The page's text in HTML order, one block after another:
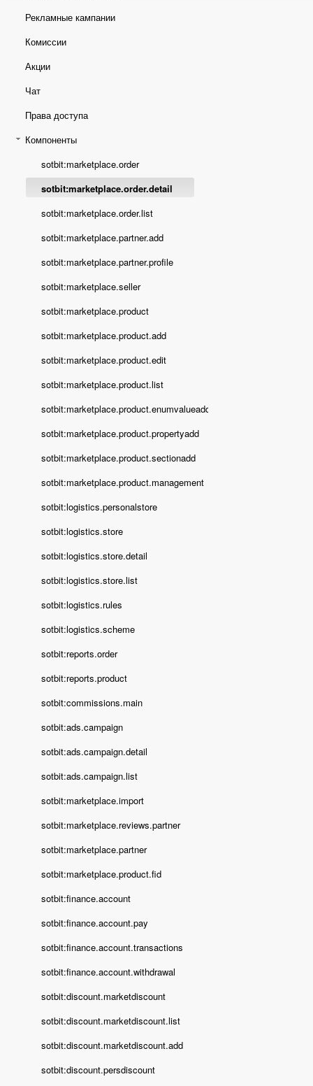
Рекламные кампании
Комиссии
Акции
Чат
Права доступа
Компоненты
sotbit:marketplace.order
sotbit:marketplace.order.detail
sotbit:marketplace.order.list
sotbit:marketplace.partner.add
sotbit:marketplace.partner.profile
sotbit:marketplace.seller
sotbit:marketplace.product
sotbit:marketplace.product.add
sotbit:marketplace.product.edit
sotbit:marketplace.product.list
sotbit:marketplace.product.enumvalueadd
sotbit:marketplace.product.propertyadd
sotbit:marketplace.product.sectionadd
sotbit:marketplace.product.management
sotbit:logistics.personalstore
sotbit:logistics.store
sotbit:logistics.store.detail
sotbit:logistics.store.list
sotbit:logistics.rules
sotbit:logistics.scheme
sotbit:reports.order
sotbit:reports.product
sotbit:commissions.main
sotbit:ads.campaign
sotbit:ads.campaign.detail
sotbit:ads.campaign.list
sotbit:marketplace.import
sotbit:marketplace.reviews.partner
sotbit:marketplace.partner
sotbit:marketplace.product.fid
sotbit:finance.account
sotbit:finance.account.pay
sotbit:finance.account.transactions
sotbit:finance.account.withdrawal
sotbit:discount.marketdiscount
sotbit:discount.marketdiscount.list
sotbit:discount.marketdiscount.add
sotbit:discount.persdiscount